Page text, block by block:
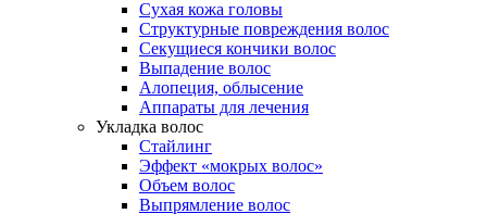
Сухая кожа головы
Структурные повреждения волос
Секущиеся кончики волос
Выпадение волос
Алопеция, облысение
Аппараты для лечения
Укладка волос
Стайлинг
Эффект «мокрых волос»
Объем волос
Выпрямление волос